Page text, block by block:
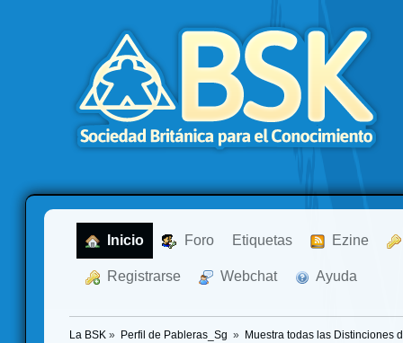
Inicio Foro Etiquetas Ezine
Registrarse Webchat Ayuda
La BSK » Perfil de Pableras_Sg » Muestra todas las Distinciones